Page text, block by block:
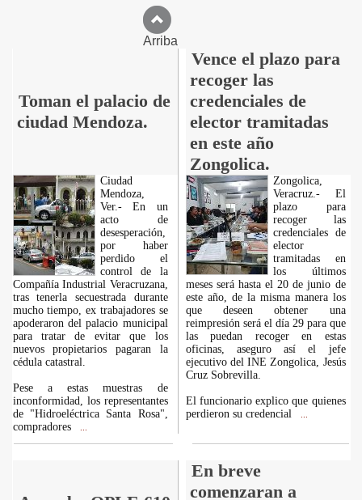
Arriba
Toman el palacio de
ciudad Mendoza.
Vence el plazo para
recoger las
credenciales de
elector tramitadas
en este año
Zongolica.
Ciudad
Mendoza,
Ver.- En un
acto de
desesperación,
por haber
perdido el
control de la
Compañía Industrial Veracruzana,
tras tenerla secuestrada durante
mucho tiempo, ex trabajadores se
apoderaron del palacio municipal
para tratar de evitar que los
nuevos propietarios pagaran la
cédula catastral.
Pese a estas muestras de
inconformidad, los representantes
de "Hidroeléctrica Santa Rosa",
compradores
Zongolica,
Veracruz.- El
plazo para
recoger las
credenciales de
elector
tramitadas en
los últimos
meses será hasta el 20 de junio de
este año, de la misma manera los
que deseen obtener una
reimpresión será el día 29 para que
las puedan recoger en estas
oficinas, aseguro así el jefe
ejecutivo del INE Zongolica, Jesús
Cruz Sobrevilla.
El funcionario explico que quienes
perdieron su credencial
En breve
comenzaran a